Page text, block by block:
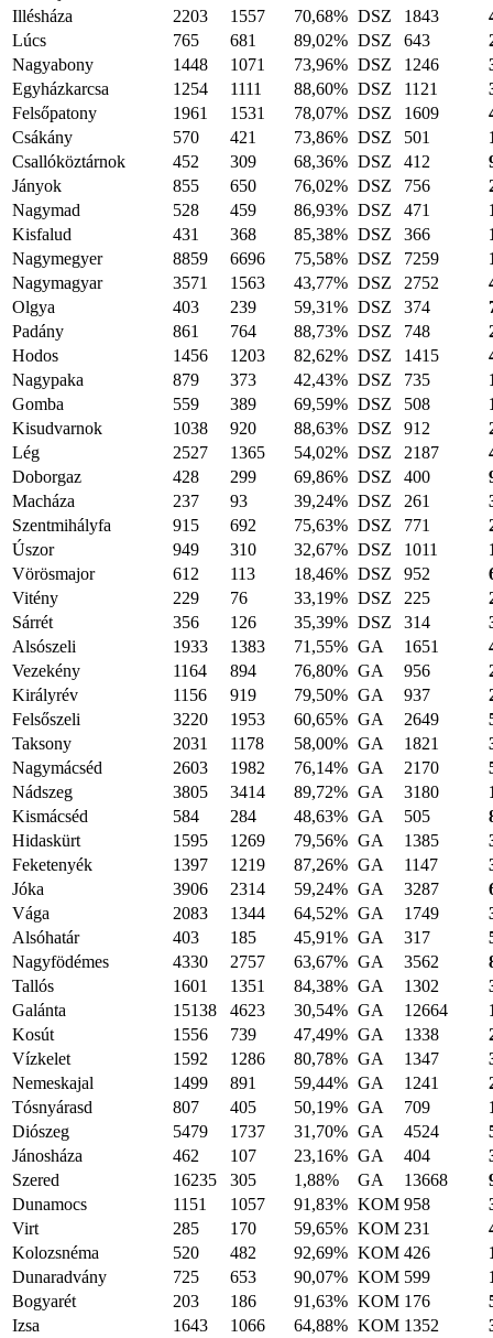
Illésháza
2203 1557 70,68% DSZ 1843
Lúcs
765 681 89,02% DSZ 643
Nagyabony
1448 1071 73,96% DSZ 1246
Egyházkarcsa
1254 1111 88,60% DSZ 1121
Felsőpatony
1961 1531 78,07% DSZ 1609
Csákány
570 421 73,86% DSZ 501
Csallóköztárnok
452 309 68,36% DSZ 412
Jányok
855 650 76,02% DSZ 756
Nagymad
528 459 86,93% DSZ 471
Kisfalud
431 368 85,38% DSZ 366
Nagymegyer
8859 6696 75,58% DSZ 7259
Nagymagyar
3571 1563 43,77% DSZ 2752
Olgya
403 239 59,31% DSZ 374
Padány
861 764 88,73% DSZ 748
Hodos
1456 1203 82,62% DSZ 1415
Nagypaka
879 373 42,43% DSZ 735
Gomba
559 389 69,59% DSZ 508
Kisudvarnok
1038 920 88,63% DSZ 912
Lég
2527 1365 54,02% DSZ 2187
Doborgaz
428 299 69,86% DSZ 400
Macháza
237 93 39,24% DSZ 261
Szentmihályfa
915 692 75,63% DSZ 771
Úszor
949 310 32,67% DSZ 1011
Vörösmajor
612 113 18,46% DSZ 952
Vitény
229 76 33,19% DSZ 225
Sárrét
356 126 35,39% DSZ 314
Alsószeli
1933 1383 71,55% GA 1651
Vezekény
1164 894 76,80% GA 956
Királyrév
1156 919 79,50% GA 937
Felsőszeli
3220 1953 60,65% GA 2649
Taksony
2031 1178 58,00% GA 1821
Nagymácséd
2603 1982 76,14% GA 2170
Nádszeg
3805 3414 89,72% GA 3180
Kismácséd
584 284 48,63% GA 505
Hidaskürt
1595 1269 79,56% GA 1385
Feketenyék
1397 1219 87,26% GA 1147
Jóka
3906 2314 59,24% GA 3287
Vága
2083 1344 64,52% GA 1749
Alsóhatár
403 185 45,91% GA 317
Nagyfödémes
4330 2757 63,67% GA 3562
Tallós
1601 1351 84,38% GA 1302
Galánta
15138 4623 30,54% GA 12664
Kosút
1556 739 47,49% GA 1338
Vízkelet
1592 1286 80,78% GA 1347
Nemeskajal
1499 891 59,44% GA 1241
Tósnyárasd
807 405 50,19% GA 709
Diószeg
5479 1737 31,70% GA 4524
Jánosháza
462 107 23,16% GA 404
Szered
16235 305 1,88% GA 13668
Dunamocs
1151 1057 91,83% KOM 958
Virt
285 170 59,65% KOM 231
Kolozsnéma
520 482 92,69% KOM 426
Dunaradvány
725 653 90,07% KOM 599
Bogyarét
203 186 91,63% KOM 176
Izsa
1643 1066 64,88% KOM 1352